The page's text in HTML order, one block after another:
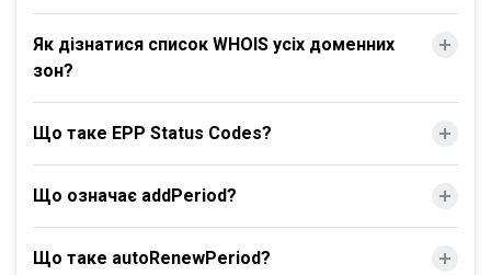
Як дізнатися список WHOIS усіх доменних
зон?
Що таке EPP Status Codes?
Що означає addPeriod?
Що таке autoRenewPeriod?